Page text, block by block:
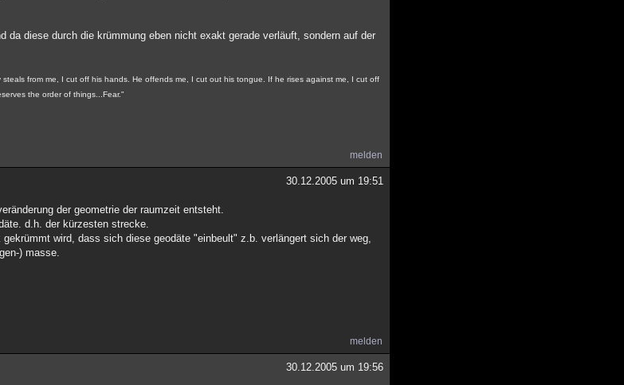
diese durch die krümmung eben nicht exakt gerade verläuft, sondern auf der
from me, I cut off his hands. He offends me, I cut out his tongue. If he rises against me, I cut off
the order of things...Fear."
melden
30.12.2005 um 19:51
der geometrie der raumzeit entsteht.
d.h. der kürzesten strecke.
wird, dass sich diese geodäte "einbeult" z.b. verlängert sich der weg,
) masse.
melden
30.12.2005 um 19:56